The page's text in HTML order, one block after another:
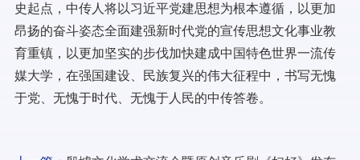
史起点，中传人将以习近平党建思想为根本遵循，以更加
昂扬的奋斗姿态全面建强新时代党的宣传思想文化事业教
育重镇，以更加坚实的步伐加快建成中国特色世界一流传
媒大学，在强国建设、民族复兴的伟大征程中，书写无愧
于党、无愧于时代、无愧于人民的中传答卷。